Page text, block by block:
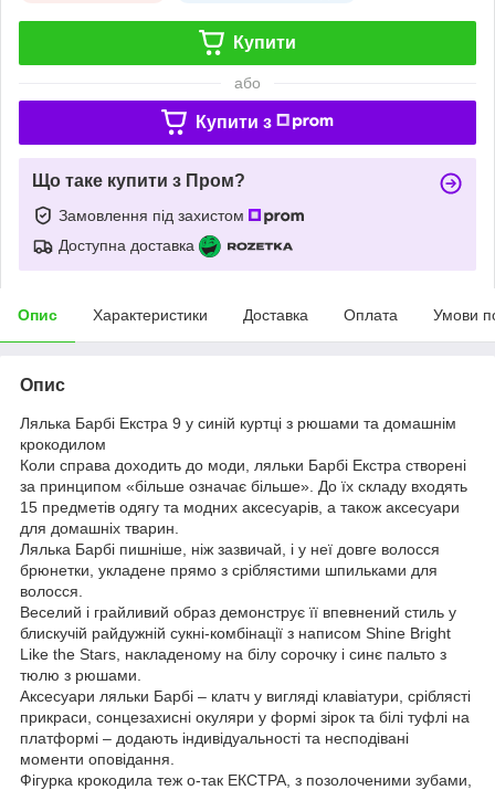
Купити
або
Купити з
Що таке купити з Пром?
Замовлення під захистом
Доступна доставка
Опис Характеристики Доставка Оплата Умови
Опис
Лялька Барбі Екстра 9 у синій куртці з рюшами та домашнім
крокодилом
Коли справа доходить до моди, ляльки Барбі Екстра створені
за принципом «більше означає більше». До їх складу входять
15 предметів одягу та модних аксесуарів, а також аксесуари
для домашніх тварин.
Лялька Барбі пишніше, ніж зазвичай, і у неї довге волосся
брюнетки, укладене прямо з сріблястими шпильками для
волосся.
Веселий і грайливий образ демонструє її впевнений стиль у
блискучій райдужній сукні-комбінації з написом Shine Bright
Like the Stars, накладеному на білу сорочку і синє пальто з
тюлю з рюшами.
Аксесуари ляльки Барбі – клатч у вигляді клавіатури, сріблясті
прикраси, сонцезахисні окуляри у формі зірок та білі туфлі на
платформі – додають індивідуальності та несподівані
моменти оповідання.
Фігурка крокодила теж о-так ЕКСТРА, з позолоченими зубами,